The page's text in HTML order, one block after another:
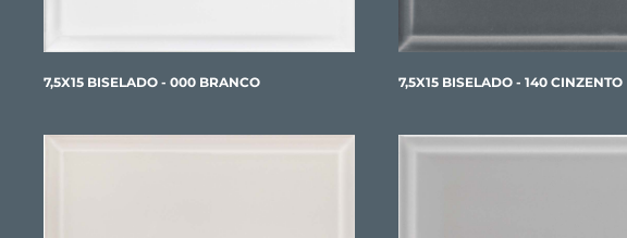
7,5X15 BISELADO - 000 BRANCO 7,5X15 BISELADO - 140 CINZENTO